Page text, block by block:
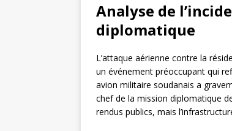
Analyse de
diplomatique
L’attaque aérienne contre la
un événement préoccupant qui
avion militaire soudanais a
chef de la mission diplomatique
rendus publics, mais